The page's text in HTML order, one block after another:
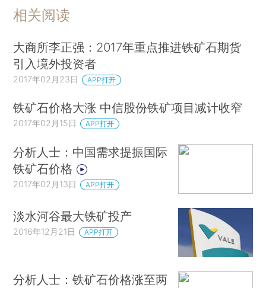
相关阅读
大商所李正强：2017年重点推进铁矿石期货
引入境外投资者
2017年02月23日 APP打开
铁矿石价格大涨 中信股份铁矿项目减计收窄
2017年02月15日 APP打开
分析人士：中国需求提振国际
铁矿石价格
2017年02月13日 APP打开
淡水河谷最大铁矿投产
2016年12月21日 APP打开
分析人士：铁矿石价格涨至两